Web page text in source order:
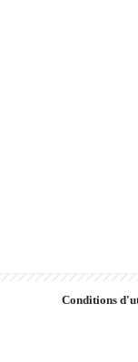
Conditions